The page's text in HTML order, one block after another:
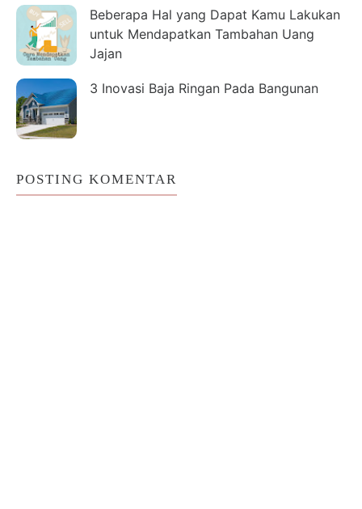
Beberapa Hal yang Dapat Kamu Lakukan
untuk Mendapatkan Tambahan Uang
Jajan
3 Inovasi Baja Ringan Pada Bangunan
POSTING KOMENTAR